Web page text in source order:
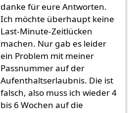
danke für eure Antworten.
Ich möchte überhaupt keine
Last-Minute-Zeitlücken
machen. Nur gab es leider
ein Problem mit meiner
Passnummer auf der
Aufenthaltserlaubnis. Die ist
falsch, also muss ich wieder 4
bis 6 Wochen auf die